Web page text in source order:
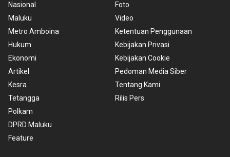
Nasional
Maluku
Metro Amboina
Hukum
Ekonomi
Artikel
Kesra
Tetangga
Polkam
DPRD Maluku
Feature
Foto
Video
Ketentuan Penggunaan
Kebijakan Privasi
Kebijakan Cookie
Pedoman Media Siber
Tentang Kami
Rilis Pers